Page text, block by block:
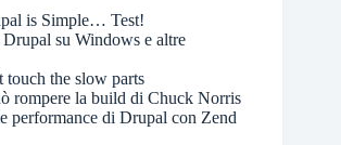
is Simple… Test!
su Windows e altre
touch the slow parts
rompere la build di Chuck Norris
performance di Drupal con Zend